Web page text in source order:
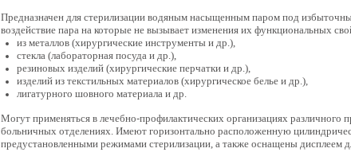
Предназначен для стерилизации водяным насыщенным паром под
воздействие пара на которые не вызывает изменения их функциональных
из металлов (хирургические инструменты и др.),
стекла (лабораторная посуда и др.),
резиновых изделий (хирургические перчатки и др.),
изделий из текстильных материалов (хирургическое белье и др.),
лигатурного шовного материала и др.
Могут применяться в лечебно-профилактических организациях различного
больничных отделениях. Имеют горизонтально расположенную
предустановленными режимами стерилизации, а также оснащены дисплеем